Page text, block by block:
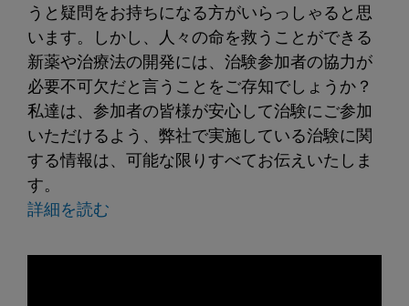
うと疑問をお持ちになる方がいらっしゃると思
います。しかし、人々の命を救うことができる
新薬や治療法の開発には、治験参加者の協力が
必要不可欠だと言うことをご存知でしょうか？
私達は、参加者の皆様が安心して治験にご参加
いただけるよう、弊社で実施している治験に関
する情報は、可能な限りすべてお伝えいたしま
す。
詳細を読む